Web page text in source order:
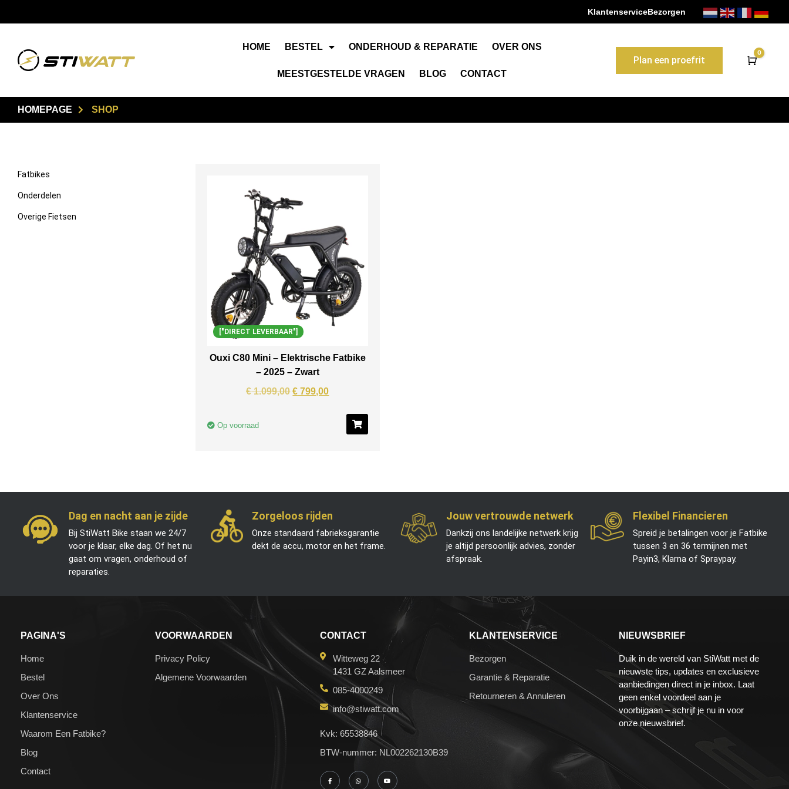
✔14 dagen bedenktijd ✔24/7 klantenservice
KlantenserviceBezorgen
HOME BESTEL ONDERHOUD & REPARATIE OVER ONS
MEESTGESTELDE VRAGEN BLOG CONTACT
Plan een proefrit
0
HOMEPAGE SHOP
Fatbikes
Onderdelen
Overige Fietsen
["DIRECT LEVERBAAR"]
Ouxi C80 Mini – Elektrische Fatbike
– 2025 – Zwart
€1.099,00 € 799,00
Op voorraad
Dag en nacht aan je zijde
Bij StiWatt Bike staan we 24/7
voor je klaar, elke dag. Of het nu
gaat om vragen, onderhoud of
reparaties.
Zorgeloos rijden
Onze standaard fabrieksgarantie
dekt de accu, motor en het frame.
Jouw vertrouwde netwerk
Dankzij ons landelijke netwerk krijg
je altijd persoonlijk advies, zonder
afspraak.
Flexibel Financieren
Spreid je betalingen voor je Fatbike
tussen 3 en 36 termijnen met
Payin3, Klarna of Spraypay.
PAGINA'S
Home
Bestel
Over Ons
Klantenservice
Waarom Een Fatbike?
Blog
Contact
VOORWAARDEN
Privacy Policy
Algemene Voorwaarden
CONTACT
Witteweg 22
1431 GZ Aalsmeer
085-4000249
info@stiwatt.com
Kvk: 65538846
BTW-nummer: NL002262130B39
KLANTENSERVICE
Bezorgen
Garantie & Reparatie
Retourneren & Annuleren
NIEUWSBRIEF
Duik in de wereld van StiWatt met de
nieuwste tips, updates en exclusieve
aanbiedingen direct in je inbox. Laat
geen enkel voordeel aan je
voorbijgaan – schrijf je nu in voor
onze nieuwsbrief.